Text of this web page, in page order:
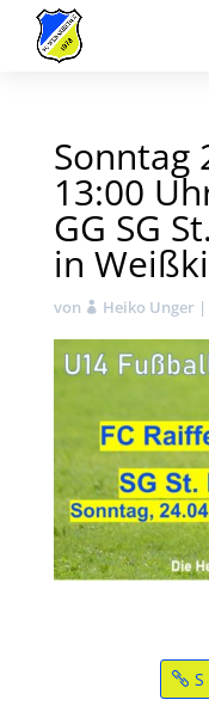
Sonntag
13:00
GG SG
in
von Heiko Unger |